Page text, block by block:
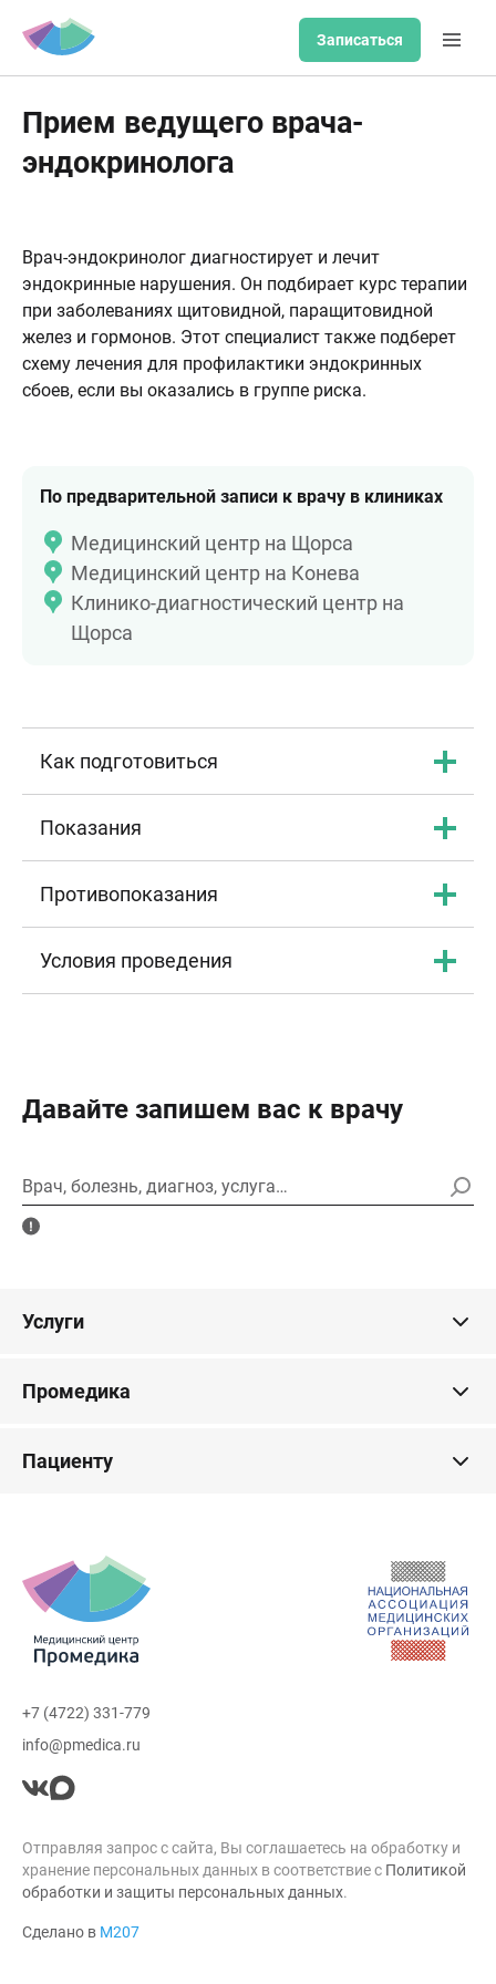
Записаться
Прием ведущего врача-
эндокринолога
Врач-эндокринолог диагностирует и лечит
эндокринные нарушения. Он подбирает курс терапии
при заболеваниях щитовидной, паращитовидной
желез и гормонов. Этот специалист также подберет
схему лечения для профилактики эндокринных
сбоев, если вы оказались в группе риска.
По предварительной записи к врачу в клиниках
Медицинский центр на Щорса
Медицинский центр на Конева
Клинико-диагностический центр на
Щорса
Как подготовиться
Показания
Противопоказания
Условия проведения
Давайте запишем вас к врачу
Врач, болезнь, диагноз, услуга…
Услуги
Промедика
Пациенту
+7 (4722) 331-779
info@pmedica.ru
Отправляя запрос с сайта, Вы соглашаетесь на обработку и
хранение персональных данных в соответствие с Политикой
обработки и защиты персональных данных.
Сделано в М207